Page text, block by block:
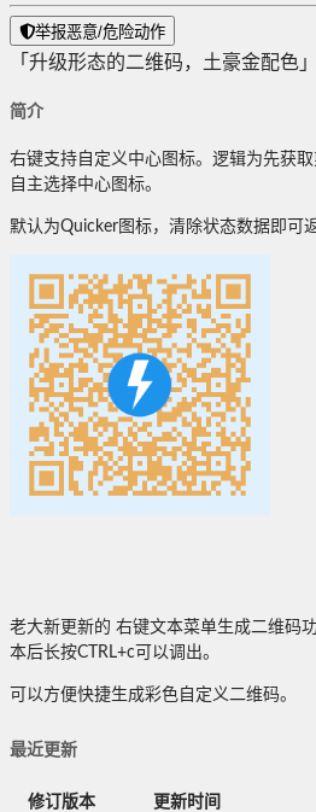
举报恶意/危险动作
「升级形态的二维码，土豪金配色」
简介
右键支持自定义中心图标。逻辑为先获
自主选择中心图标。
默认为Quicker图标，清除状态数据即可
老大新更新的 右键文本菜单生成二维码
本后长按CTRL+c可以调出。
可以方便快捷生成彩色自定义二维码。
最近更新
修订版本 更新时间